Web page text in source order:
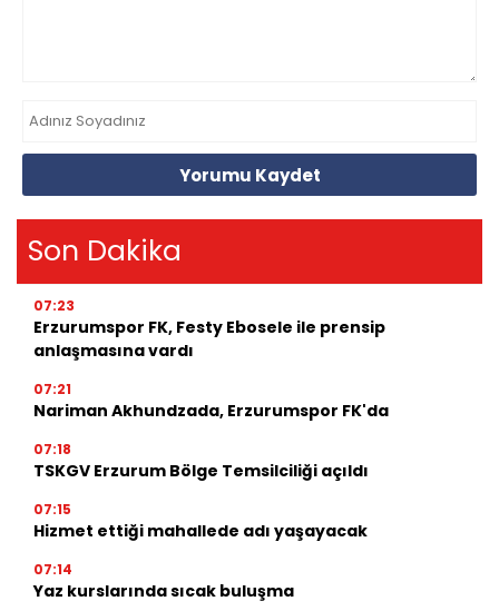
Yorumu Kaydet
Son Dakika
07:23
Erzurumspor FK, Festy Ebosele ile prensip
anlaşmasına vardı
07:21
Nariman Akhundzada, Erzurumspor FK'da
07:18
TSKGV Erzurum Bölge Temsilciliği açıldı
07:15
Hizmet ettiği mahallede adı yaşayacak
07:14
Yaz kurslarında sıcak buluşma